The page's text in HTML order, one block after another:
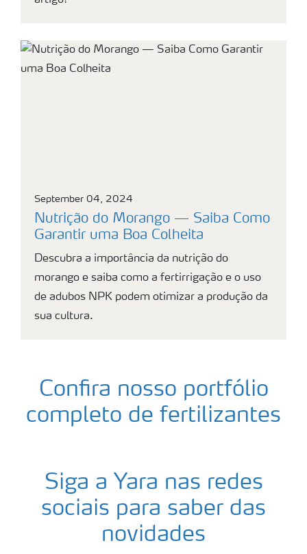
September 04, 2024
Nutrição do Morango — Saiba Como
Garantir uma Boa Colheita
Descubra a importância da nutrição do
morango e saiba como a fertirrigação e o uso
de adubos NPK podem otimizar a produção da
sua cultura.
Confira nosso portfólio
completo de fertilizantes
Siga a Yara nas redes
sociais para saber das
novidades